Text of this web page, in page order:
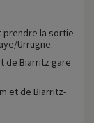
prendre la sortie
Urrugne.
de Biarritz gare
et de Biarritz-